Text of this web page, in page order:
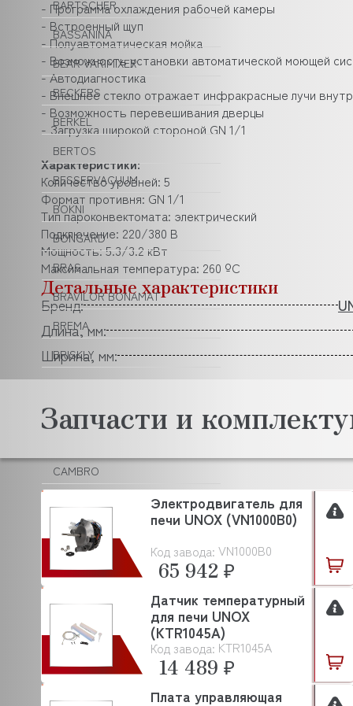
BARTSCHER
BASSANINA
BEAR VARIMIXER
BECKERS
BERKEL
BERTOS
BESSERVACUUM
BOKNI
BONGARD
BRAS
BRAVILOR BONAMAT
BREMA
BRISKLY
BRITA
C.M.A
CAMBRO
CARBOMA (Карбома)
CARIMALI
CELME
CHILZ
- Программа охлаждения рабочей камеры
- Встроенный щуп
- Полуавтоматическая мойка
- Возможность установки автоматической моющей
- Автодиагностика
- Внешнее стекло отражает инфракрасные лучи
- Возможность перевешивания дверцы
- Загрузка широкой стороной GN 1/1
Характеристики:
Количество уровней: 5
Формат противня: GN 1/1
Тип пароконвектомата: электрический
Подключение: 220/380 В
Мощность: 5.3/3.2 кВт
Максимальная температура: 260 ºC
Детальные характеристики
Бренд:
Длина, мм:
Ширина, мм:
Запчасти и
Код завода: VN1000B0
Электродвигатель для
печи UNOX (VN1000B0)
65 942 ₽
Код завода: KTR1045A
Датчик температурный
для печи UNOX
(KTR1045A)
14 489 ₽
Плата управляющая